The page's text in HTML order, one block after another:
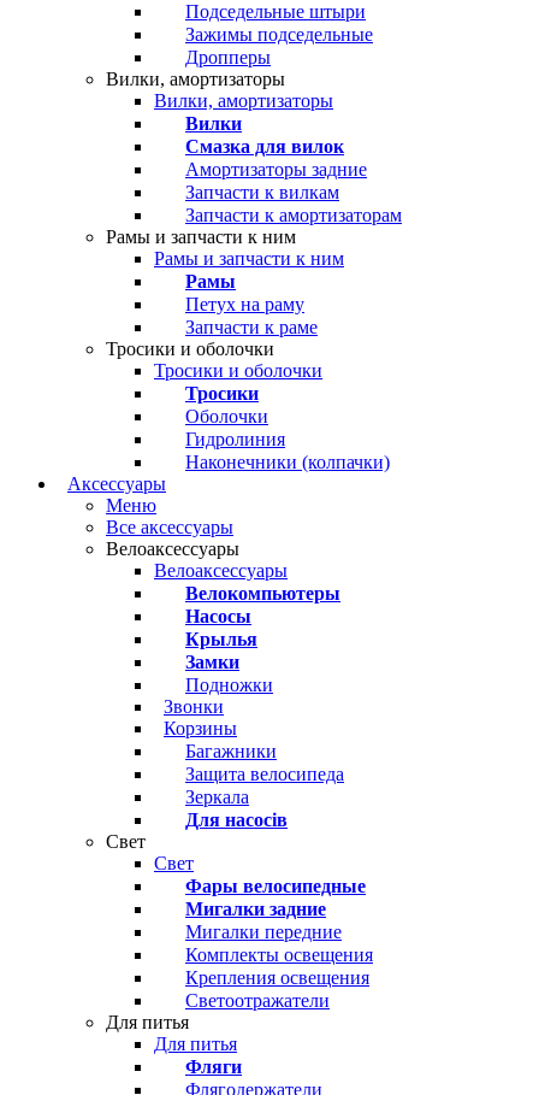
Подседельные штыри
Зажимы подседельные
Дропперы
Вилки, амортизаторы
Вилки, амортизаторы
Вилки
Смазка для вилок
Амортизаторы задние
Запчасти к вилкам
Запчасти к амортизаторам
Рамы и запчасти к ним
Рамы и запчасти к ним
Рамы
Петух на раму
Запчасти к раме
Тросики и оболочки
Тросики и оболочки
Тросики
Оболочки
Гидролиния
Наконечники (колпачки)
Аксессуары
Меню
Все аксессуары
Велоаксессуары
Велоаксессуары
Велокомпьютеры
Насосы
Крылья
Замки
Подножки
Звонки
Корзины
Багажники
Защита велосипеда
Зеркала
Для насосів
Свет
Свет
Фары велосипедные
Мигалки задние
Мигалки передние
Комплекты освещения
Крепления освещения
Светоотражатели
Для питья
Для питья
Фляги
Флягодержатели